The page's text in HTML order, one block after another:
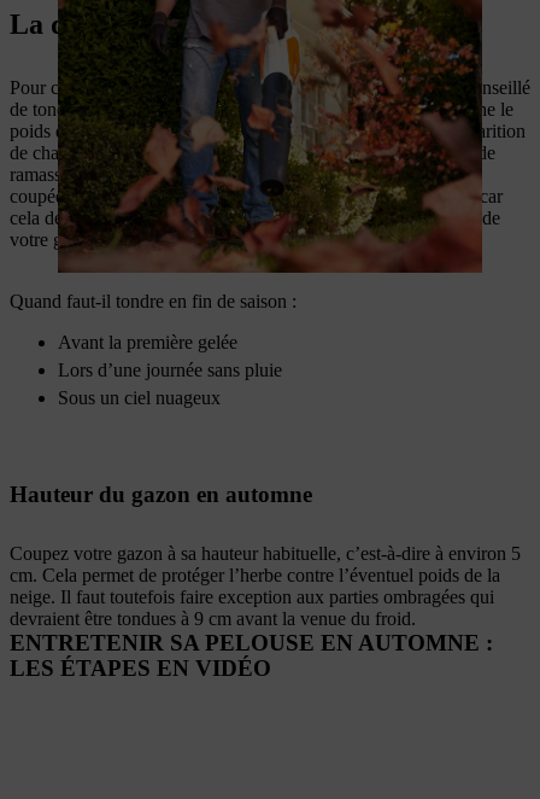
La dernière tonte de l’année
Pour commencer l’entretien du gazon pour l’automne, il est conseillé
de tondre à ras pour la dernière coupe de l’année. Cela empêche le
poids de la neige d’écraser les plantes et réduit le risque d’apparition
de champignons. Nous vous recommandons d’utiliser un bac de
ramassage pour cette tonte : il facilite l’enlèvement de l’herbe
coupée. Il est important de retirer l’herbe fauchée rapidement, car
cela devient difficile quand la température baisse, et la surface de
votre gazon risque d’asphyxier.
Quand faut-il tondre en fin de saison :
Avant la première gelée
Lors d’une journée sans pluie
Sous un ciel nuageux
Hauteur du gazon en automne
Coupez votre gazon à sa hauteur habituelle, c’est-à-dire à environ 5
cm. Cela permet de protéger l’herbe contre l’éventuel poids de la
neige. Il faut toutefois faire exception aux parties ombragées qui
devraient être tondues à 9 cm avant la venue du froid.
ENTRETENIR SA PELOUSE EN AUTOMNE :
LES ÉTAPES EN VIDÉO